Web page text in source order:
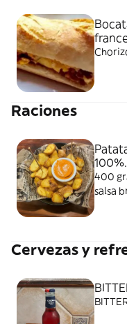
Raciones
100%.
400
salsa
Cervezas y